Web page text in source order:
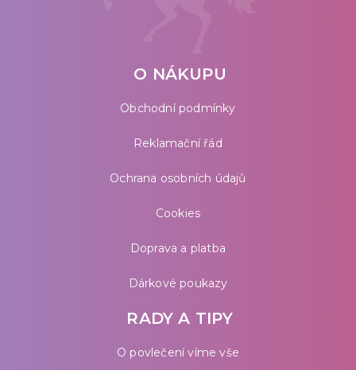
O NÁKUPU
Obchodní podmínky
Reklamační řád
Ochrana osobních údajů
Cookies
Doprava a platba
Dárkové poukazy
RADY A TIPY
O povlečení víme vše